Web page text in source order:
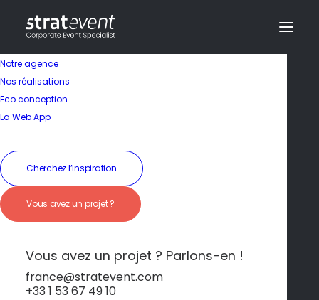
Notre agence
Nos réalisations
Eco conception
La Web App
Cherchez l’inspiration
Vous avez un projet ?
Vous avez un projet ? Parlons-en !
france@stratevent.com
+33 1 53 67 49 10
Évasion tranquille
entre lac et océan